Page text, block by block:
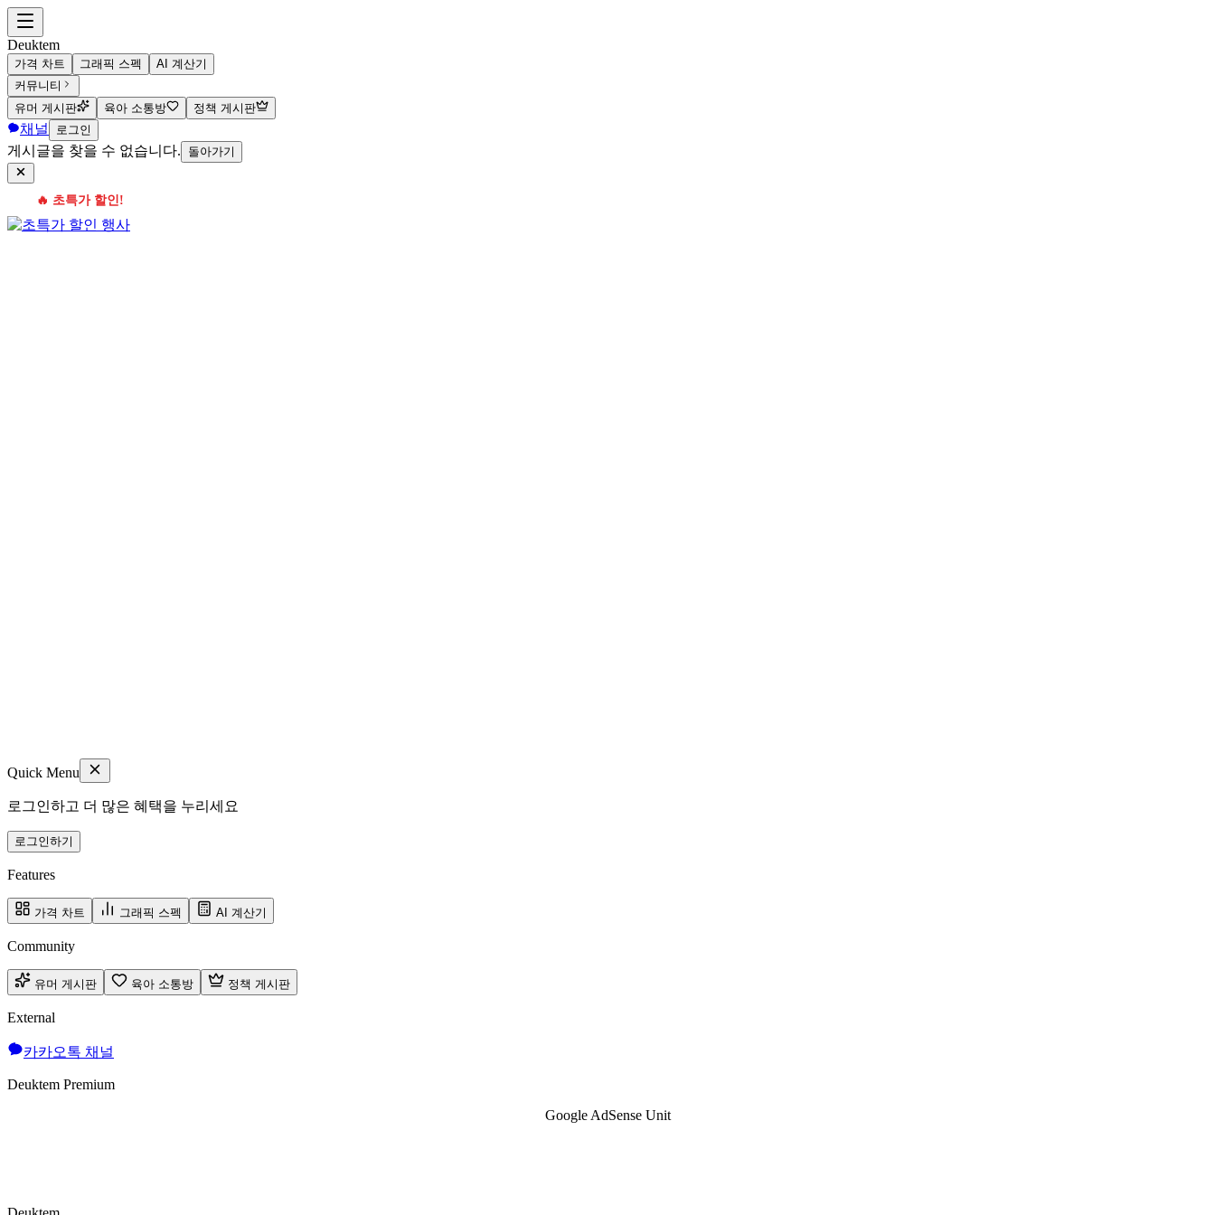
Deuktem
가격 차트 그래픽 스펙
AI 계산기
커뮤니티
유머 게시판
육아 소통방 정책 게시판
채널 로그인
게시글을 찾을 수 없습니다. 돌아가기
🔥 초특가 할인!
Quick Menu
로그인하고 더 많은 혜택을 누리세요
로그인하기
Features
가격 차트 그래픽 스펙 AI 계산기
Community
유머 게시판 육아 소통방 정책 게시판
External
카카오톡 채널
Deuktem Premium
Google AdSense Unit